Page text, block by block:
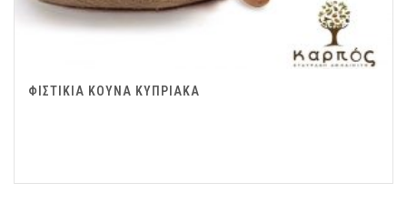
ΦΙΣΤΙΚΙΑ ΚΟΥΝΑ ΚΥΠΡΙΑΚΑ